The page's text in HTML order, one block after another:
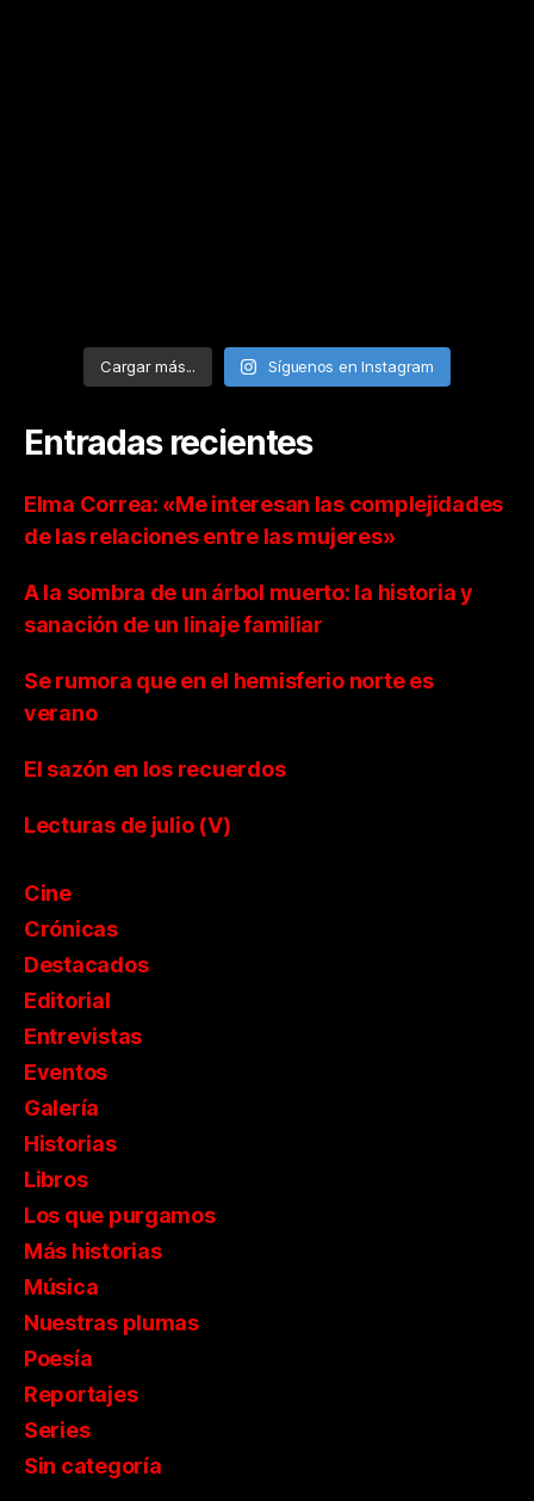
Cargar más... Síguenos en Instagram
Entradas recientes
Elma Correa: «Me interesan las complejidades
de las relaciones entre las mujeres»
A la sombra de un árbol muerto: la historia y
sanación de un linaje familiar
Se rumora que en el hemisferio norte es
verano
El sazón en los recuerdos
Lecturas de julio (V)
Cine
Crónicas
Destacados
Editorial
Entrevistas
Eventos
Galería
Historias
Libros
Los que purgamos
Más historias
Música
Nuestras plumas
Poesía
Reportajes
Series
Sin categoría